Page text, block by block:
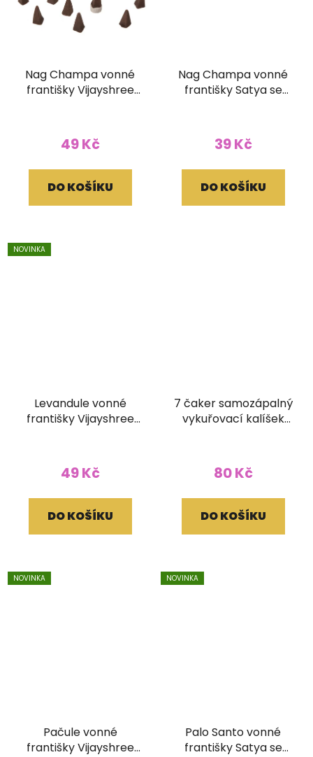
Nag Champa vonné
františky Vijayshree
49 Kč
DO KOŠÍKU
Nag Champa vonné
františky Satya se
39 Kč
DO KOŠÍKU
NOVINKA
Levandule vonné
františky Vijayshree
49 Kč
DO KOŠÍKU
7 čaker samozápalný
vykuřovací kalíšek
80 Kč
DO KOŠÍKU
NOVINKA
Pačule vonné
františky Vijayshree
NOVINKA
Palo Santo vonné
františky Satya se